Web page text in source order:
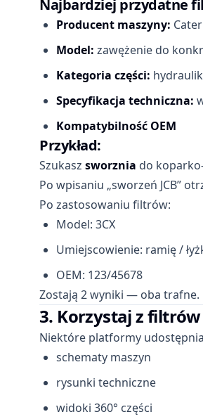
Najbardziej przydatne
Producent maszyny:
Model: zawężenie do
Kategoria części:
Specyfikacja techniczna:
Kompatybilność OEM
Przykład:
Szukasz sworznia do
Po wpisaniu „sworzeń JCB”
Po zastosowaniu filtrów:
Model: 3CX
Umiejscowienie: ramię /
OEM: 123/45678
Zostają 2 wyniki — oba trafne.
3. Korzystaj z
Niektóre platformy
schematy maszyn
rysunki techniczne
widoki 360° części